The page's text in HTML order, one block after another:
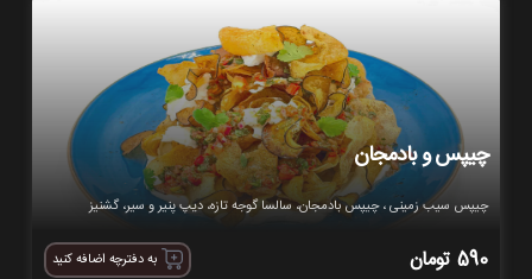
چیپس و بادمجان
چیپس سیب زمینی ، چیپس بادمجان، سالسا گوجه تازه، دیپ پنیر و سیر، گشنیز
590 تومان به دفترچه اضافه کنید